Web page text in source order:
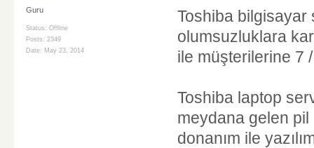
Guru
Status: Offline
Posts: 2349
Date: May 23, 2014
Toshiba
olumsuzluklara
ile müşterilerine 7
Toshiba laptop
meydana gelen
donanım ile